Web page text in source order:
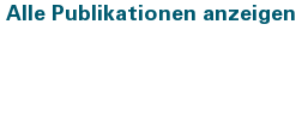
Alle Publi­ka­tio­nen anzei­gen